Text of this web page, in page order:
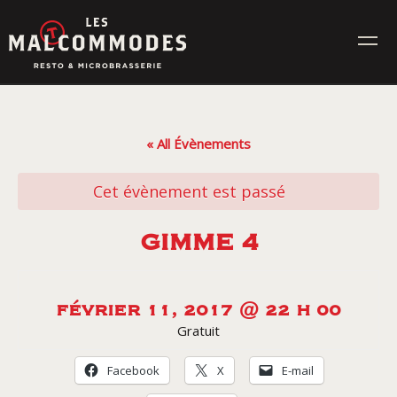
to
content
CONTACT
« All Évènements
Cet évènement est passé
GIMME 4
FÉVRIER 11, 2017 @ 22 H 00
Gratuit
Facebook X E-mail